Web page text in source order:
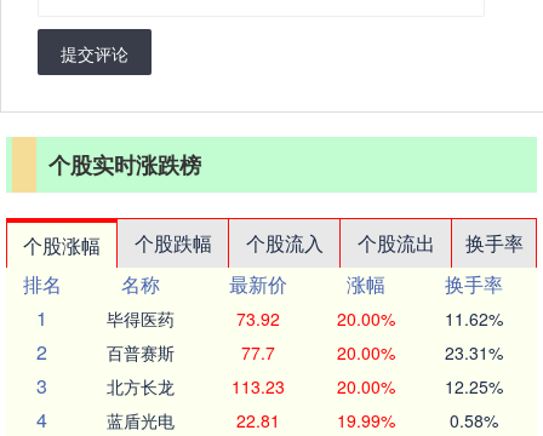
提交评论
个股实时涨跌榜
个股涨幅 个股跌幅 个股流入 个股流出
换手率
排名
名称 最新价 涨幅
换手率
1
毕得医药 73.92 20.00% 11.62%
2 百普赛斯 77.7 20.00% 23.31%
3 北方长龙 113.23 20.00% 12.25%
4 蓝盾光电 22.81 19.99% 0.58%